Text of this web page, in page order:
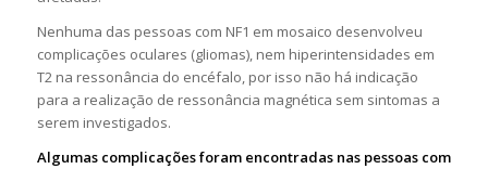
Nenhuma das pessoas com NF1 em mosaico desenvolveu
complicações oculares (gliomas), nem hiperintensidades em
T2 na ressonância do encéfalo, por isso não há indicação
para a realização de ressonância magnética sem sintomas a
serem investigados.
Algumas complicações foram encontradas nas pessoas com